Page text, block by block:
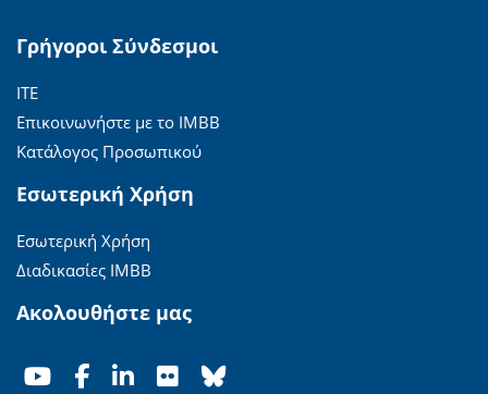
Γρήγοροι Σύνδεσμοι
ΙΤΕ
Επικοινωνήστε με το ΙΜΒΒ
Κατάλογος Προσωπικού
Εσωτερική Χρήση
Εσωτερική Χρήση
Διαδικασίες ΙΜΒΒ
Ακολουθήστε μας